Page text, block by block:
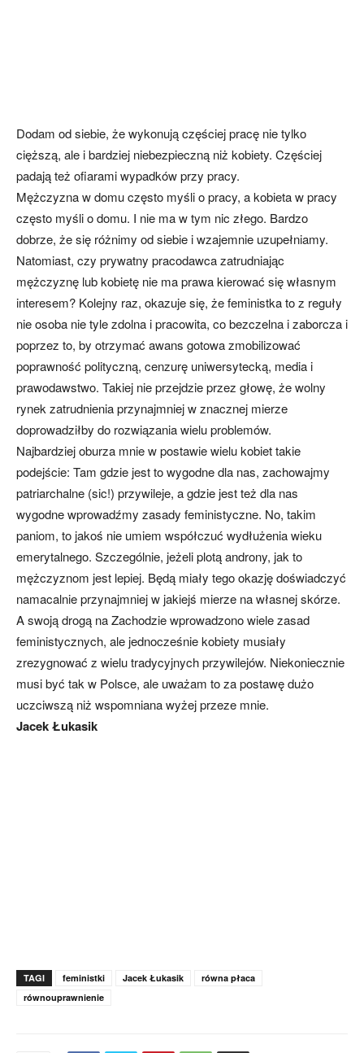
Dodam od siebie, że wykonują częściej pracę nie tylko
cięższą, ale i bardziej niebezpieczną niż kobiety. Częściej
padają też ofiarami wypadków przy pracy.
Mężczyzna w domu często myśli o pracy, a kobieta w pracy
często myśli o domu. I nie ma w tym nic złego. Bardzo
dobrze, że się różnimy od siebie i wzajemnie uzupełniamy.
Natomiast, czy prywatny pracodawca zatrudniając
mężczyznę lub kobietę nie ma prawa kierować się własnym
interesem? Kolejny raz, okazuje się, że feministka to z reguły
nie osoba nie tyle zdolna i pracowita, co bezczelna i zaborcza i
poprzez to, by otrzymać awans gotowa zmobilizować
poprawność polityczną, cenzurę uniwersytecką, media i
prawodawstwo. Takiej nie przejdzie przez głowę, że wolny
rynek zatrudnienia przynajmniej w znacznej mierze
doprowadziłby do rozwiązania wielu problemów.
Najbardziej oburza mnie w postawie wielu kobiet takie
podejście: Tam gdzie jest to wygodne dla nas, zachowajmy
patriarchalne (sic!) przywileje, a gdzie jest też dla nas
wygodne wprowadźmy zasady feministyczne. No, takim
paniom, to jakoś nie umiem współczuć wydłużenia wieku
emerytalnego. Szczególnie, jeżeli plotą androny, jak to
mężczyznom jest lepiej. Będą miały tego okazję doświadczyć
namacalnie przynajmniej w jakiejś mierze na własnej skórze.
A swoją drogą na Zachodzie wprowadzono wiele zasad
feministycznych, ale jednocześnie kobiety musiały
zrezygnować z wielu tradycyjnych przywilejów. Niekoniecznie
musi być tak w Polsce, ale uważam to za postawę dużo
uczciwszą niż wspomniana wyżej przeze mnie.
Jacek Łukasik
TAGI feministki Jacek Łukasik
równa płaca
równouprawnienie